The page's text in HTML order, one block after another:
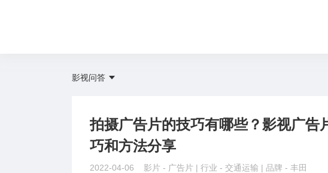
影视问答
拍摄广告片的技巧有哪些？影视广告
巧和方法分享
2022-04-06 影片 - 广告片 | 行业 - 交通运输 | 品牌 - 丰田